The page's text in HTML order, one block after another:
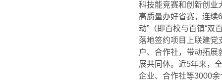
科技能竞赛和创新创业
高质量办好省赛，连续
动”（即百校与百镇“双
落地签约项目上联建党
户、合作社，带动拓展
展共同体。近5年来，
企业、合作社等3000